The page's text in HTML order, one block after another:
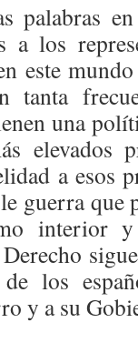
palabras
a los
este
una
a esos
guerra que
interior
los
y a su